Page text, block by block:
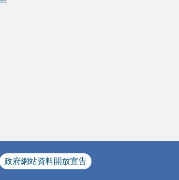
政府網站資料開放宣告